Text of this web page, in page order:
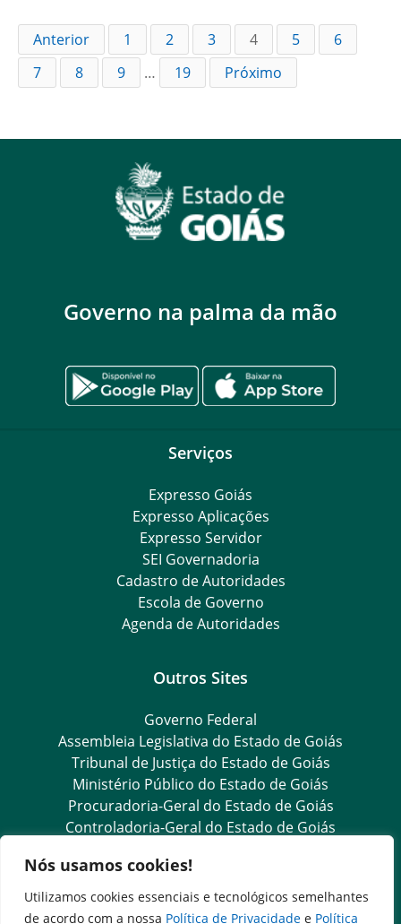
Nós usamos cookies!
Utilizamos cookies essenciais e tecnológicos semelhantes
de acordo com a nossa Política de Privacidade e Política
Anterior 1 2 3 4 5
6
7
8 9 … 19 Próximo
Governo na palma da mão
Serviços
Expresso Goiás
Expresso Aplicações
Expresso Servidor
SEI Governadoria
Cadastro de Autoridades
Escola de Governo
Agenda de Autoridades
Outros Sites
Governo Federal
Assembleia Legislativa do Estado de Goiás
Tribunal de Justiça do Estado de Goiás
Ministério Público do Estado de Goiás
Procuradoria-Geral do Estado de Goiás
Controladoria-Geral do Estado de Goiás
Transparência e Ouvidoria